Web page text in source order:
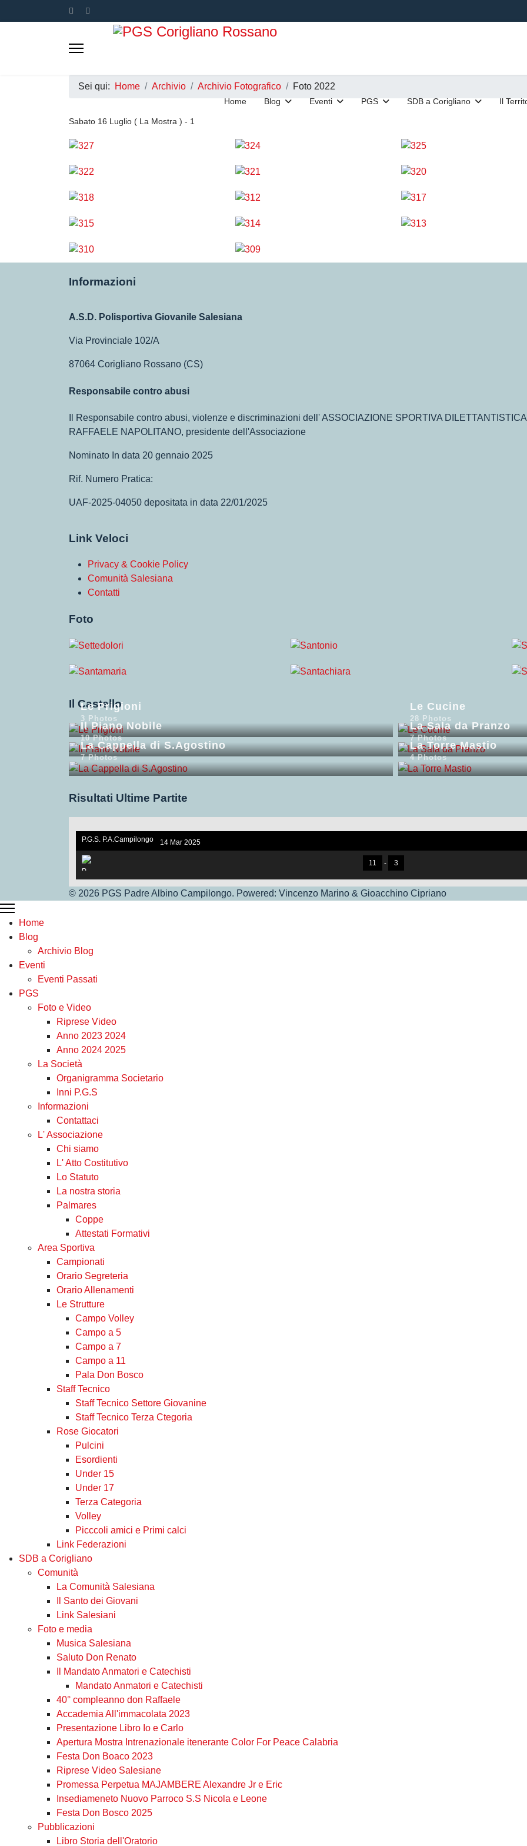
Home Blog Eventi PGS SDB a Corigliano Il
Sei qui: Home Archivio Archivio Fotografico Foto 2022
Sabato 16 Luglio ( La Mostra ) - 1
Informazioni
A.S.D. Polisportiva Giovanile Salesiana
Via Provinciale 102/A
87064 Corigliano Rossano (CS)
Responsabile contro abusi
Il Responsabile contro abusi, violenze e discriminazioni dell' ASSOCIAZIONE SPORTIVA
RAFFAELE NAPOLITANO, presidente dell'Associazione
Nominato In data 20 gennaio 2025
Rif. Numero Pratica:
UAF-2025-04050 depositata in data 22/01/2025
Link Veloci
Privacy & Cookie Policy
Comunità Salesiana
Contatti
Foto
Il Castello
Le Prigioni
3 Photos
Le Cucine
28 Photos
Il Piano Nobile
10 Photos
La Sala da Pranzo
7 Photos
La Cappella di S.Agostino
7 Photos
La Torre Mastio
4 Photos
Risultati Ultime Partite
P.G.S. P.A.Campilongo
under 17. V.S Vigor Ros
sano
14 Mar 2025
11 - 3
© 2026 PGS Padre Albino Campilongo. Powered: Vincenzo Marino & Gioacchino Cipriano
Home
Blog
Archivio Blog
Eventi
Eventi Passati
PGS
Foto e Video
Riprese Video
Anno 2023 2024
Anno 2024 2025
La Società
Organigramma Societario
Inni P.G.S
Informazioni
Contattaci
L' Associazione
Chi siamo
L' Atto Costitutivo
Lo Statuto
La nostra storia
Palmares
Coppe
Attestati Formativi
Area Sportiva
Campionati
Orario Segreteria
Orario Allenamenti
Le Strutture
Campo Volley
Campo a 5
Campo a 7
Campo a 11
Pala Don Bosco
Staff Tecnico
Staff Tecnico Settore Giovanine
Staff Tecnico Terza Ctegoria
Rose Giocatori
Pulcini
Esordienti
Under 15
Under 17
Terza Categoria
Volley
Picccoli amici e Primi calci
Link Federazioni
SDB a Corigliano
Comunità
La Comunità Salesiana
Il Santo dei Giovani
Link Salesiani
Foto e media
Musica Salesiana
Saluto Don Renato
Il Mandato Anmatori e Catechisti
Mandato Anmatori e Catechisti
40° compleanno don Raffaele
Accademia All'immacolata 2023
Presentazione Libro Io e Carlo
Apertura Mostra Intrenazionale itenerante Color For Peace Calabria
Festa Don Boaco 2023
Riprese Video Salesiane
Promessa Perpetua MAJAMBERE Alexandre Jr e Eric
Insediameneto Nuovo Parroco S.S Nicola e Leone
Festa Don Bosco 2025
Pubblicazioni
Libro Storia dell'Oratorio